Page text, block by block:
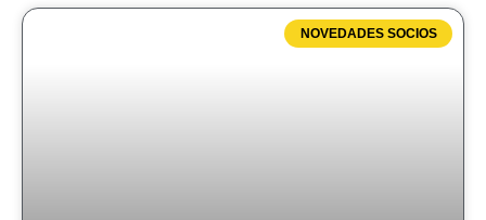
NOVEDADES SOCIOS